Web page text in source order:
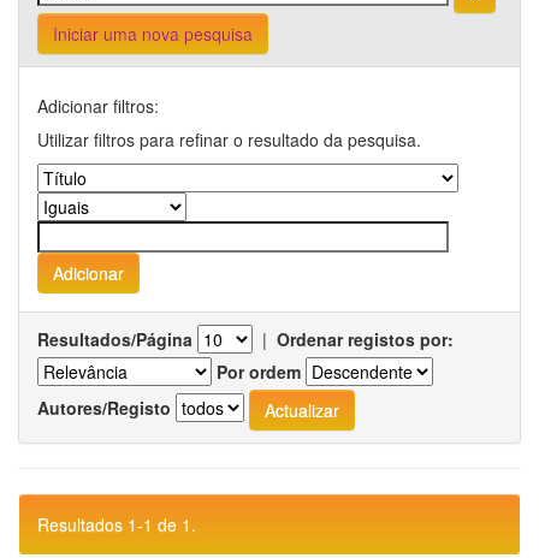
Iniciar uma nova pesquisa
Adicionar filtros:
Utilizar filtros para refinar o resultado da pesquisa.
Resultados/Página | Ordenar registos por:
Por ordem
Autores/Registo
Resultados 1-1 de 1.